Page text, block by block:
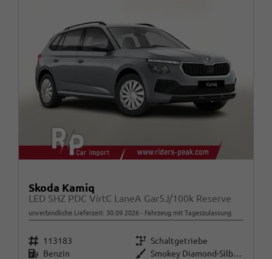
Skoda Kamiq
LED SHZ PDC VirtC LaneA Gar5J/100k Reserve
unverbindliche Lieferzeit: 30.09.2026 Fahrzeug mit Tageszulassung
Fahrzeugnr. 113183 Getriebe Schaltgetriebe
Kraftstoff Benzin Außenfarbe
Smokey Diamond-Silber Metallic